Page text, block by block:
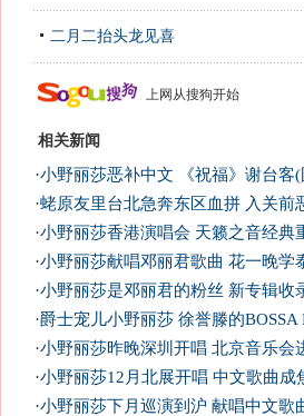
二月二抬头龙见喜
上网从搜狗开始
相关新闻
·小野丽莎恶补中文 《祝福》谢台客(
·蛯原友里台北急奔东区血拼 入关前
·小野丽莎香港演唱会 天籁之音经典
·小野丽莎献唱邓丽君歌曲 花一晚学
·小野丽莎是邓丽君的粉丝 新专辑收
·爵士宠儿小野丽莎 徐誉滕的BOSSA
·小野丽莎昨晚深圳开唱 北京音乐会
·小野丽莎12月北展开唱 中文歌曲成
·小野丽莎下月巡演到沪 献唱中文歌